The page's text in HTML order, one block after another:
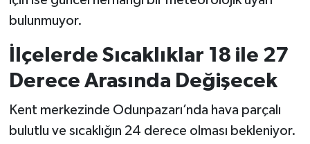
bulunmuyor.
İlçelerde Sıcaklıklar 18 ile 27
Derece Arasında Değişecek
Kent merkezinde Odunpazarı’nda hava parçalı
bulutlu ve sıcaklığın 24 derece olması bekleniyor.